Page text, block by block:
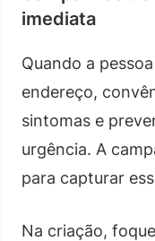
imediata
Quando a
endereço,
sintomas e
urgência. A
para capturar
Na criação,